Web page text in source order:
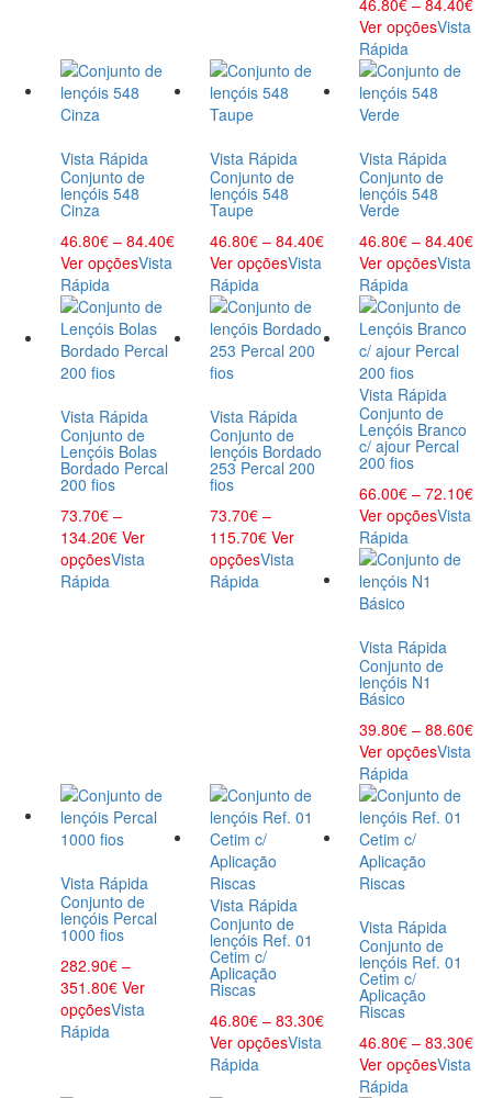
Ver opçõesVista
Rápida
Vista Rápida
Conjunto de
lençóis 548
Cinza
46.80€ – 84.40€
Ver opçõesVista
Rápida
Vista Rápida
Conjunto de
lençóis 548
Taupe
46.80€– 84.40€
Ver opçõesVista
Rápida
Vista Rápida
Conjunto de
lençóis 548
Verde
46.80€– 84.40€
Ver opçõesVista
Rápida
Vista Rápida
Conjunto de
Lençóis Bolas
Bordado Percal
200 fios
73.70€ –
134.20€ Ver
opçõesVista
Rápida
Vista Rápida
Conjunto de
lençóis Bordado
253 Percal 200
fios
73.70€–
115.70€ Ver
opçõesVista
Rápida
Vista Rápida
Conjunto de
Lençóis Branco
c/ ajour Percal
200 fios
66.00€– 72.10€
Ver opçõesVista
Rápida
Vista Rápida
Conjunto de
lençóis N1
Básico
39.80€– 88.60€
Ver opçõesVista
Rápida
Vista Rápida
Conjunto de
lençóis Percal
1000 fios
282.90€ –
351.80€ Ver
opçõesVista
Rápida
Vista Rápida
Conjunto de
lençóis Ref. 01
Cetim c/
Aplicação
Riscas
46.80€– 83.30€
Ver opçõesVista
Rápida
Vista Rápida
Conjunto de
lençóis Ref. 01
Cetim c/
Aplicação
Riscas
46.80€– 83.30€
Ver opçõesVista
Rápida